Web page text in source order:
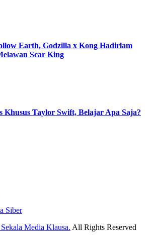
Earth, Godzilla x Kong Hadirlam
Scar King
Khusus Taylor Swift, Belajar Apa Saja?
Siber
Media Klausa. All Rights Reserved